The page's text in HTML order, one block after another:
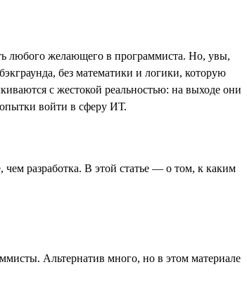
любого желающего в программиста. Но, увы,
без математики и логики, которую
с жестокой реальностью: на выходе они
войти в сферу ИТ.
разработка. В этой статье — о том, к каким
Альтернатив много, но в этом материале